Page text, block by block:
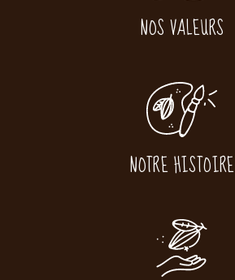
NOS VALEURS
NOTRE HISTOIRE